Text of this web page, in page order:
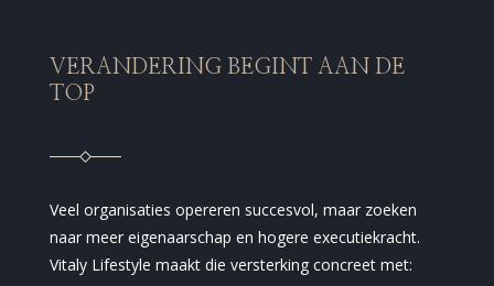
VERANDERING BEGINT AAN DE
TOP
Veel organisaties opereren succesvol, maar zoeken
naar meer eigenaarschap en hogere executiekracht.
Vitaly Lifestyle maakt die versterking concreet met: